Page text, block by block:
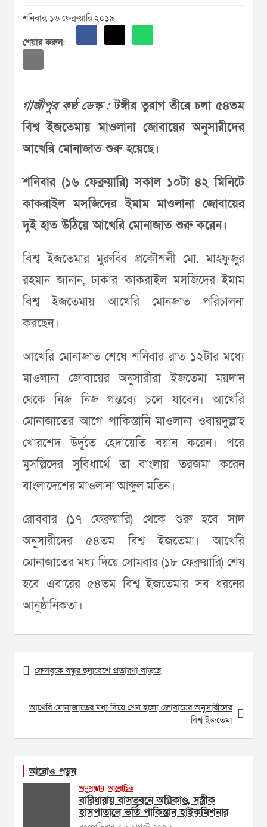
শনিবার, ১৬ ফেব্রুয়ারি ২০১৯
শেয়ার করুন:
গাজীপুর কণ্ঠ ডেস্ক :টঙ্গীর তুরাগ তীরে চলা ৫৪তম
বিশ্ব ইজতেমায় মাওলানা জোবায়ের অনুসারীদের
আখেরি মোনাজাত শুরু হয়েছে।
শনিবার (১৬ ফেব্রুয়ারি) সকাল ১০টা ৪২ মিনিটে
কাকরাইল মসজিদের ইমাম মাওলানা জোবায়ের
দুই হাত উঠিয়ে আখেরি মোনাজাত শুরু করেন।
বিশ্ব ইজতেমার মুরুব্বি প্রকৌশলী মো. মাহফুজুর
রহমান জানান, ঢাকার কাকরাইল মসজিদের ইমাম
বিশ্ব ইজতেমায় আখেরি মোনজাত পরিচালনা
করছেন।
আখেরি মোনাজাত শেষে শনিবার রাত ১২টার মধ্যে
মাওলানা জোবায়ের অনুসারীরা ইজতেমা ময়দান
থেকে নিজ নিজ গন্তব্যে চলে যাবেন। আখেরি
মোনাজাতের আগে পাকিস্তানি মাওলানা ওবায়দুল্লাহ
খোরশেদ উর্দূতে হেদায়েতি বয়ান করেন। পরে
মুসল্লিদের সুবিধার্থে তা বাংলায় তরজমা করেন
বাংলাদেশের মাওলানা আব্দুল মতিন।
রোববার (১৭ ফেব্রুয়ারি) থেকে শুরু হবে সাদ
অনুসারীদের ৫৪তম বিশ্ব ইজতেমা। আখেরি
মোনাজাতের মধ্য দিয়ে সোমবার (১৮ ফেব্রুয়ারি) শেষ
হবে এবারের ৫৪তম বিশ্ব ইজতেমার সব ধরনের
আনুষ্ঠানিকতা।
Post
navigation
ফেসবুকে বন্ধুর ছদ্মবেশে প্রতারণা বাড়ছে
আখেরি মোনাজাতের মধ্য দিয়ে শেষ হলো জোবায়ের অনুসারীদের
বিশ্ব ইজতেমা
আরোও পড়ুন
অনুসন্ধান আলোচিত
বারিধারায় বাসভবনে অগ্নিকাণ্ড, সস্ত্রীক
হাসপাতালে ভর্তি পাকিস্তান হাইকমিশনার